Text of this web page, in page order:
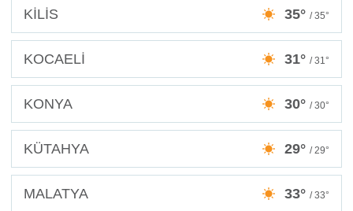
KİLİS 35° / 35°
KOCAELİ 31° / 31°
KONYA 30° / 30°
KÜTAHYA 29° / 29°
MALATYA 33° / 33°